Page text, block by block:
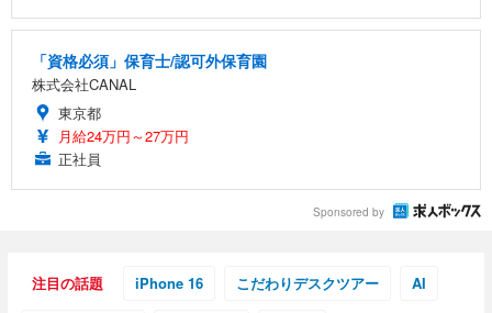
「資格必須」保育士/認可外保育園
株式会社CANAL
東京都
月給24万円～27万円
正社員
Sponsored by
注目の話題 iPhone 16 こだわりデスクツアー AI